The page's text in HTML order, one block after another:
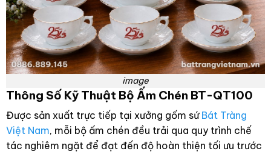
image
Thông Số Kỹ Thuật Bộ Ấm Chén BT-QT100
Được sản xuất trực tiếp tại xưởng gốm sứ Bát Tràng
Việt Nam, mỗi bộ ấm chén đều trải qua quy trình chế
tác nghiêm ngặt để đạt đến độ hoàn thiện tối ưu trước